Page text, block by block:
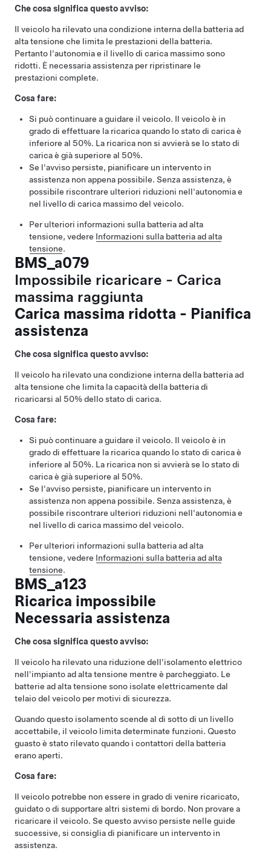
Che cosa significa questo avviso:
Il veicolo ha rilevato una condizione interna della batteria ad
alta tensione che limita le prestazioni della batteria.
Pertanto l'autonomia e il livello di carica massimo sono
ridotti. È necessaria assistenza per ripristinare le
prestazioni complete.
Cosa fare:
Si può continuare a guidare il veicolo. Il veicolo è in
grado di effettuare la ricarica quando lo stato di carica è
inferiore al 50%. La ricarica non si avvierà se lo stato di
carica è già superiore al 50%.
Se l'avviso persiste, pianificare un intervento in
assistenza non appena possibile. Senza assistenza, è
possibile riscontrare ulteriori riduzioni nell'autonomia e
nel livello di carica massimo del veicolo.
Per ulteriori informazioni sulla batteria ad alta
tensione, vedere Informazioni sulla batteria ad alta
tensione.
BMS_a079
Impossibile ricaricare - Carica
massima raggiunta
Carica massima ridotta - Pianifica
assistenza
Che cosa significa questo avviso:
Il veicolo ha rilevato una condizione interna della batteria ad
alta tensione che limita la capacità della batteria di
ricaricarsi al 50% dello stato di carica.
Cosa fare:
Si può continuare a guidare il veicolo. Il veicolo è in
grado di effettuare la ricarica quando lo stato di carica è
inferiore al 50%. La ricarica non si avvierà se lo stato di
carica è già superiore al 50%.
Se l'avviso persiste, pianificare un intervento in
assistenza non appena possibile. Senza assistenza, è
possibile riscontrare ulteriori riduzioni nell'autonomia e
nel livello di carica massimo del veicolo.
Per ulteriori informazioni sulla batteria ad alta
tensione, vedere Informazioni sulla batteria ad alta
tensione.
BMS_a123
Ricarica impossibile
Necessaria assistenza
Che cosa significa questo avviso:
Il veicolo ha rilevato una riduzione dell'isolamento elettrico
nell'impianto ad alta tensione mentre è parcheggiato. Le
batterie ad alta tensione sono isolate elettricamente dal
telaio del veicolo per motivi di sicurezza.
Quando questo isolamento scende al di sotto di un livello
accettabile, il veicolo limita determinate funzioni. Questo
guasto è stato rilevato quando i contattori della batteria
erano aperti.
Cosa fare:
Il veicolo potrebbe non essere in grado di venire ricaricato,
guidato o di supportare altri sistemi di bordo. Non provare a
ricaricare il veicolo. Se questo avviso persiste nelle guide
successive, si consiglia di pianificare un intervento in
assistenza.